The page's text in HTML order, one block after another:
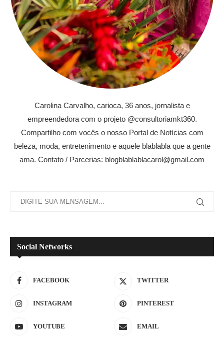
Carolina Carvalho, carioca, 36 anos, jornalista e
empreendedora com o projeto @consultoriamkt360.
Compartilho com vocês o nosso Portal de Notícias com
beleza, moda, entretenimento e aquele blablabla que a gente
ama. Contato / Parcerias: blogblablablacarol@gmail.com
Social Networks
FACEBOOK TWITTER
INSTAGRAM PINTEREST
YOUTUBE EMAIL